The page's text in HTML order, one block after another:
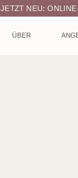
JETZT NEU:
ÜBER